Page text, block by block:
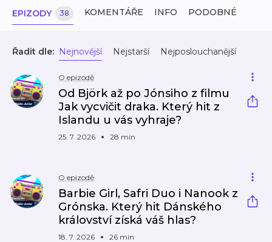
EPIZODY 38 KOMENTÁŘE INFO PODOBNÉ
Řadit dle: Nejnovější Nejstarší Nejposlouchanější
O epizodě
Od Björk až po Jónsiho z filmu
Jak vycvičit draka. Který hit z
Islandu u vás vyhraje?
25. 7. 2026 28 min
O epizodě
Barbie Girl, Safri Duo i Nanook z
Grónska. Který hit Dánského
království získá váš hlas?
18. 7. 2026 26 min